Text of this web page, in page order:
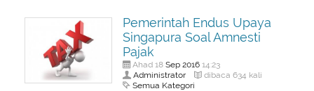
Pemerintah Endus Upaya
Singapura Soal Amnesti
Pajak
Ahad 18 Sep 201614:23
Administrator dibaca 634 kali
Semua Kategori